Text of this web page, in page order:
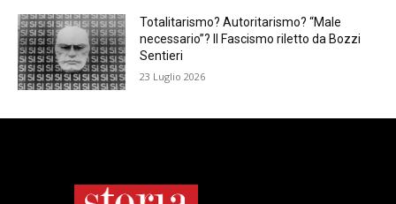
Totalitarismo? Autoritarismo? “Male
necessario”? Il Fascismo riletto da Bozzi
Sentieri
23 Luglio 2026